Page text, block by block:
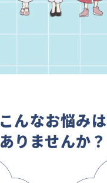
こんなお悩みは
ありませんか？